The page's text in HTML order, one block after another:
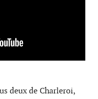
deux de Charleroi,